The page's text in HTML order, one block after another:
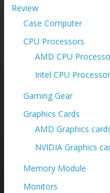
Review
Case Computer
CPU Processors
AMD CPU
Intel CPU
Gaming Gear
Graphics Cards
AMD Graphics
NVIDIA Graphics
Memory Module
Monitors